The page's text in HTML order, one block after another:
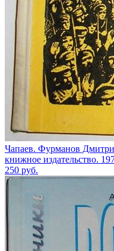
Чапаев. Фурманов
книжное издательство.
250 руб.